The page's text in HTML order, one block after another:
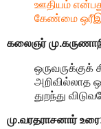
ஊதியம்
கேண்மை ஒரீஇ
கலைஞர்
அறிவில்லாத
துறந்து
மு.வரதராசனார்